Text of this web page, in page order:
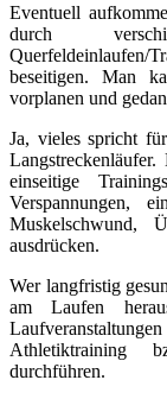
Eventuell
durch
beseitigen. Man
vorplanen und
Ja, vieles spricht
einseitige
Verspannungen,
Muskelschwund,
ausdrücken.
Wer langfristig
am Laufen
Athletiktraining
durchführen.